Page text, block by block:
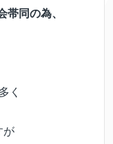
帯同の為、
く
が